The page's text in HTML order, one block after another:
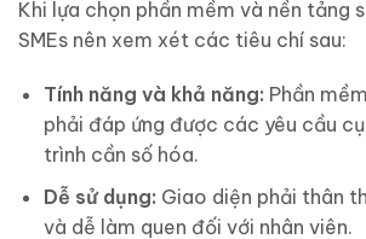
Khi lựa chọn phần mềm và nền tảng
SMEs nên xem xét các tiêu chí sau:
Tính năng và khả năng: Phần
phải đáp ứng được các yêu cầu
trình cần số hóa.
Dễ sử dụng: Giao diện phải thân
và dễ làm quen đối với nhân viên.